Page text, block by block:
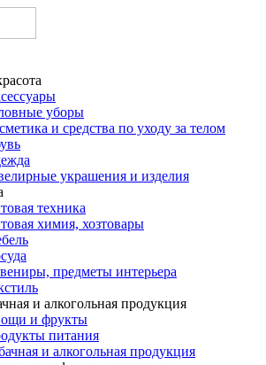
уборы
и средства по уходу за телом
украшения и изделия
техника
химия, хозтовары
предметы интерьера
и алкогольная продукция
и фрукты
питания
и алкогольная продукция